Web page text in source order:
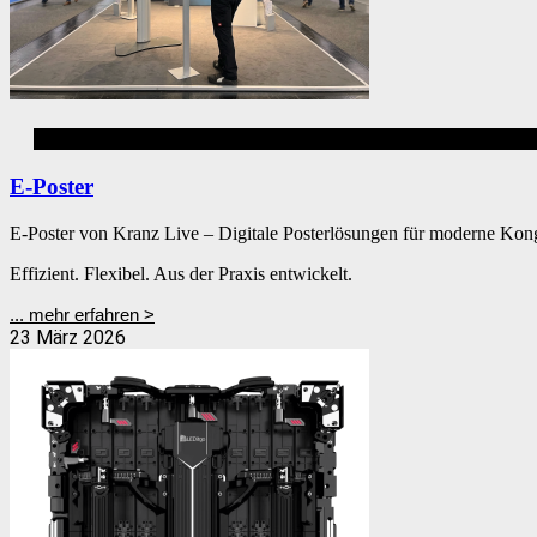
E-Poster
E-Poster von Kranz Live – Digitale Posterlösungen für moderne
Effizient. Flexibel. Aus der Praxis entwickelt.
... mehr erfahren >
23 März 2026